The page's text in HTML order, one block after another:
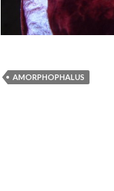
AMORPHOPHALUS